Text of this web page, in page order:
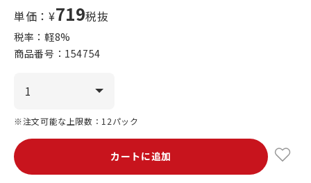
単価：¥719税抜
税率：軽8%
商品番号： 154754
※注文可能な上限数：12パック
カートに追加